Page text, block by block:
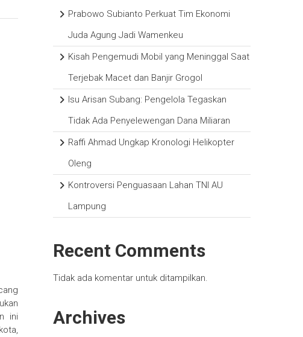
ini
Prabowo Subianto Perkuat Tim Ekonomi
Juda Agung Jadi Wamenkeu
Kisah Pengemudi Mobil yang Meninggal Saat
Terjebak Macet dan Banjir Grogol
Isu Arisan Subang: Pengelola Tegaskan
Tidak Ada Penyelewengan Dana Miliaran
Raffi Ahmad Ungkap Kronologi Helikopter
Oleng
Kontroversi Penguasaan Lahan TNI AU
Lampung
Recent Comments
Tidak ada komentar untuk ditampilkan.
Archives